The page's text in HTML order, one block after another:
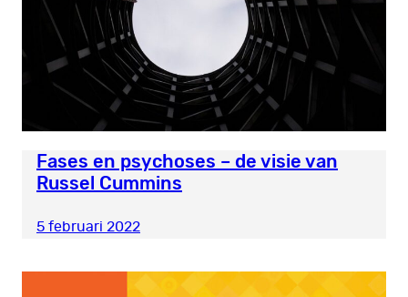
Fases en psychoses – de visie van
Russel Cummins
5 februari 2022